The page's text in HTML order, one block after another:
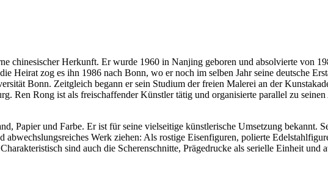
chinesischer Herkunft. Er wurde 1960 in Nanjing geboren und absolvierte von
Heirat zog es ihn 1986 nach Bonn, wo er noch im selben Jahr seine deutsche
Bonn. Zeitgleich begann er sein Studium der freien Malerei an der
Ren Rong ist als freischaffender Künstler tätig und organisierte parallel zu
Papier und Farbe. Er ist für seine vielseitige künstlerische Umsetzung bekannt.
Werk ziehen: Als rostige Eisenfiguren, polierte
sind auch die Scherenschnitte, Prägedrucke als serielle Einheit